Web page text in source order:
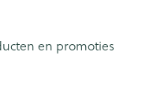
en promoties